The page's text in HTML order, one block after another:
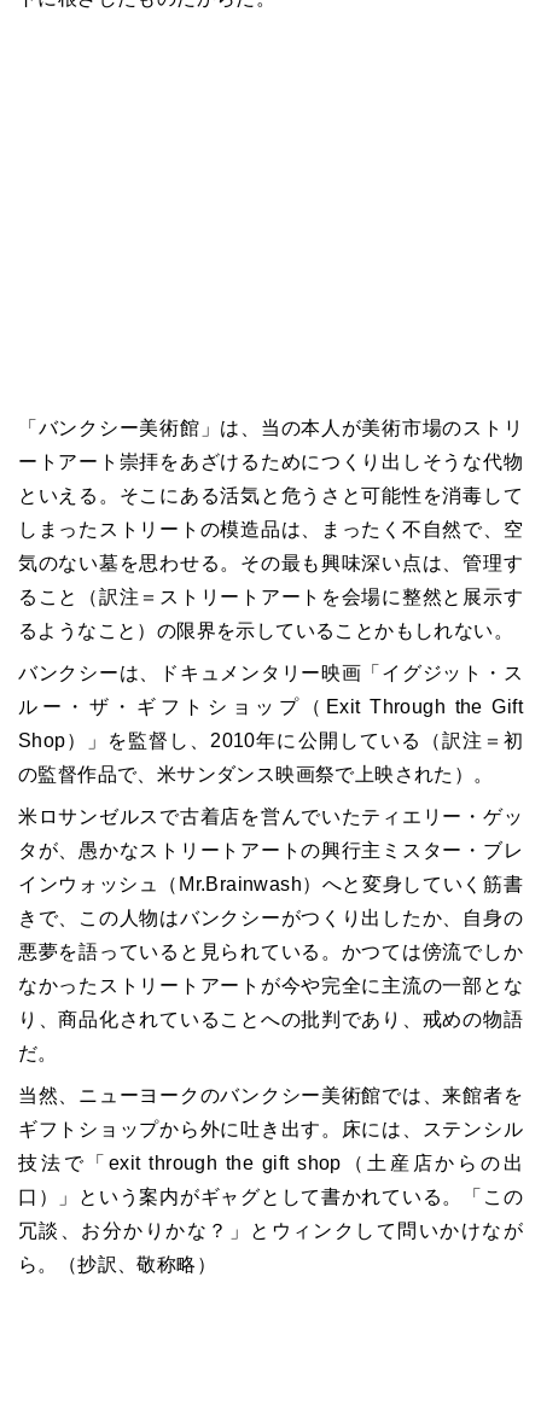
「バンクシー美術館」は、当の本人が美術市場のストリ
ートアート崇拝をあざけるためにつくり出しそうな代物
といえる。そこにある活気と危うさと可能性を消毒して
しまったストリートの模造品は、まったく不自然で、空
気のない墓を思わせる。その最も興味深い点は、管理す
ること（訳注＝ストリートアートを会場に整然と展示す
るようなこと）の限界を示していることかもしれない。
バンクシーは、ドキュメンタリー映画「イグジット・ス
ルー・ザ・ギフトショップ（Exit Through the Gift
Shop）」を監督し、2010年に公開している（訳注＝初
の監督作品で、米サンダンス映画祭で上映された）。
米ロサンゼルスで古着店を営んでいたティエリー・ゲッ
タが、愚かなストリートアートの興行主ミスター・ブレ
インウォッシュ（Mr.Brainwash）へと変身していく筋書
きで、この人物はバンクシーがつくり出したか、自身の
悪夢を語っていると見られている。かつては傍流でしか
なかったストリートアートが今や完全に主流の一部とな
り、商品化されていることへの批判であり、戒めの物語
だ。
当然、ニューヨークのバンクシー美術館では、来館者を
ギフトショップから外に吐き出す。床には、ステンシル
技法で「exit through the gift shop（土産店からの出
口）」という案内がギャグとして書かれている。「この
冗談、お分かりかな？」とウィンクして問いかけなが
ら。（抄訳、敬称略）